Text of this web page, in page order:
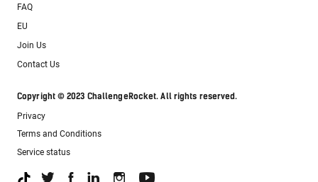
FAQ
EU
Join Us
Contact Us
Copyright © 2023 ChallengeRocket. All rights reserved.
Privacy
Terms and Conditions
Service status